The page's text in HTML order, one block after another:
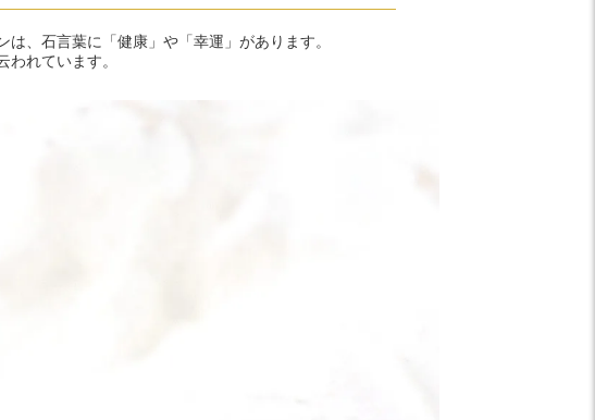
、石言葉に「健康」や「幸運」があります。
れています。